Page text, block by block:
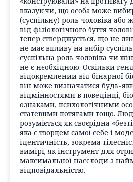
вказуючи, що особа може
(суспільну) роль чоловіка або
від фізіологічного буття
тепер стверджується, що не
не має впливу на вибір
суспільна роль чоловіка чи
не є необхідною. Оскільки
відокремлений від бінарної
він може визначатися будь-
відмінностями в поведінці,
ознаками, психологічними
статевими потягами тощо.
розуміється як своєрідна
яка є творцем самої себе і
ідентичність, зокрема
вимірі, як інструмент для
максимальної насолоди з
відповідальністю.